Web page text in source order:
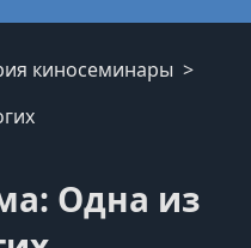
киносеминары
Одна из